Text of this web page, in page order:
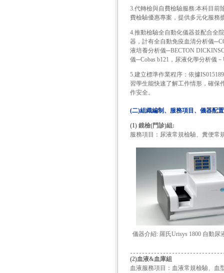
3.代轉檢與自費檢驗服務:本科目前
費檢驗優惠專案，提供多元化服務
4.推動檢驗全自動化儀器並配合全
器，計有全自動免疫血清分析儀
液培養分析儀─BECTON
儀─Cobas b121，尿液化學分析儀
5.建立標準作業程序：依據
習學生能快速了解工作情形，確保
作安全。
(二)組織編制、服務項目、儀器配
(1) 鏡檢(門診)組:
服務項目：尿液常規檢驗、糞便
儀器介紹: 羅氏Urisys 1800 自動尿
(2)血液&血庫組
血液服務項目：血液常規檢驗、血